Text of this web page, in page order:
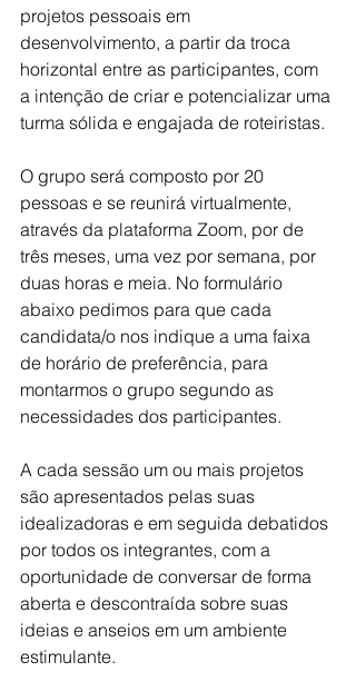
projetos pessoais em
desenvolvimento, a partir da troca
horizontal entre as participantes, com
a intenção de criar e potencializar uma
turma sólida e engajada de roteiristas.
O grupo será composto por 20
pessoas e se reunirá virtualmente,
através da plataforma Zoom, por de
três meses, uma vez por semana, por
duas horas e meia. No formulário
abaixo pedimos para que cada
candidata/o nos indique a uma faixa
de horário de preferência, para
montarmos o grupo segundo as
necessidades dos participantes.
A cada sessão um ou mais projetos
são apresentados pelas suas
idealizadoras e em seguida debatidos
por todos os integrantes, com a
oportunidade de conversar de forma
aberta e descontraída sobre suas
ideias e anseios em um ambiente
estimulante.